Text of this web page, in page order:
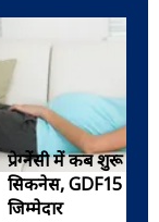
प्रेग्‍नेंसी में कब शुरू होती
सिकनेस, GDF15
जिम्मेदार